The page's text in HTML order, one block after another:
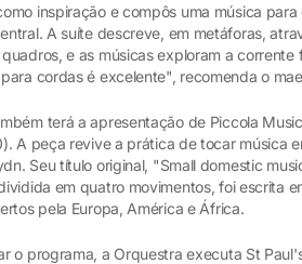
inspiração e compôs uma música
A suíte descreve, em metáforas,
e as músicas exploram a corrente
cordas é excelente", recomenda o
terá a apresentação de Piccola
A peça revive a prática de tocar música
Seu título original, "Small domestic
em quatro movimentos, foi escrita
pela Europa, América e África.
o programa, a Orquestra executa St